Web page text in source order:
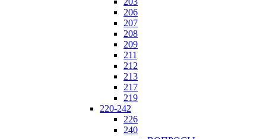
206
207
208
209
211
212
213
217
219
220-242
226
240